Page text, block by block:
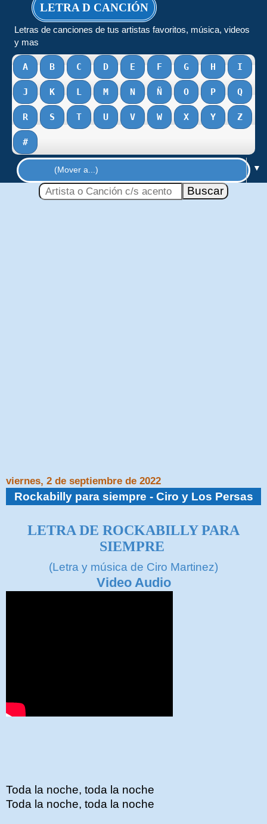
LETRA D CANCIÓN
Letras de canciones de tus artistas favoritos, música, videos
y mas
A B C D E F G H I
J K L M N Ñ O P Q
R S T U V W X Y Z
#
▼
viernes, 2 de septiembre de 2022
Rockabilly para siempre - Ciro y Los Persas
LETRA DE ROCKABILLY PARA
SIEMPRE
(Letra y música de Ciro Martinez)
Video Audio
Toda la noche, toda la noche
Toda la noche, toda la noche